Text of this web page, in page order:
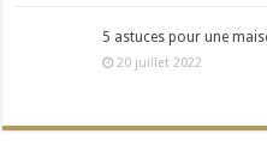
5 astuces pour une
20 juillet 2022